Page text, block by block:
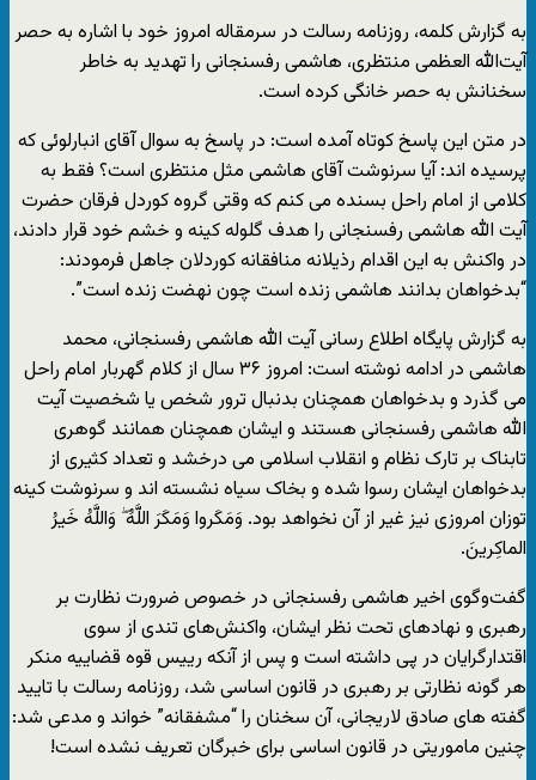
به گزارش کلمه، روزنامه رسالت در سرمقاله امروز خود با اشاره به حصر
آیت‌الله العظمی منتظری، هاشمی رفسنجانی را تهدید به خاطر
سخنانش به حصر خانگی کرده است.
در متن این پاسخ کوتاه آمده است: در پاسخ به سوال آقای انبارلوئی که
پرسیده اند: آیا سرنوشت آقای هاشمی مثل منتظری است؟ فقط به
کلامی از امام راحل بسنده می کنم که وقتی گروه کوردل فرقان حضرت
آیت الله هاشمی رفسنجانی را هدف گلوله کینه و خشم خود قرار دادند،
در واکنش به این اقدام رذیلانه منافقانه کوردلان جاهل فرمودند:
“بدخواهان بدانند هاشمی زنده است چون نهضت زنده است”.
به گزارش پایگاه اطلاع رسانی آیت الله هاشمی رفسنجانی، محمد
هاشمی در ادامه نوشته است: امروز ۳۶ سال از کلام گهربار امام راحل
می گذرد و بدخواهان همچنان بدنبال ترور شخص یا شخصیت آیت
الله هاشمی رفسنجانی هستند و ایشان همچنان همانند گوهری
تابناک بر تارک نظام و انقلاب اسلامی می درخشد و تعداد کثیری از
بدخواهان ایشان رسوا شده و بخاک سیاه نشسته اند و سرنوشت کینه
توزان امروزی نیز غیر از آن نخواهد بود. وَمَکَروا وَمَکَرَ اللَّهُ ۖ وَاللَّهُ خَیرُ
الماکِرینَ.
گفت‌وگوی اخیر هاشمی رفسنجانی در خصوص ضرورت نظارت بر
رهبری و نهادهای تحت نظر ایشان، واکنش‌های تندی از سوی
اقتدارگرایان در پی داشته است و پس از آنکه رییس قوه قضاییه منکر
هر گونه نظارتی بر رهبری در قانون اساسی شد، روزنامه رسالت با تایید
گفته های صادق لاریجانی، آن سخنان را “مشفقانه” خواند و مدعی شد:
چنین ماموریتی در قانون اساسی برای خبرگان تعریف نشده است!